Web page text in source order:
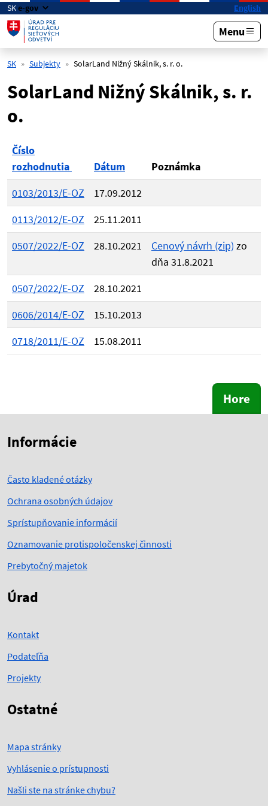
Preskočiť na hlavný obsah
SKe-gov English
Menu
SK Subjekty SolarLand Nižný Skálnik, s. r. o.
SolarLand Nižný Skálnik, s. r.
o.
Číslo
rozhodnutia
Dátum
Poznámka
0103/2013/E-OZ
17.09.2012
0113/2012/E-OZ
25.11.2011
0507/2022/E-OZ
28.10.2021 Cenový návrh (zip) zo
dňa 31.8.2021
0507/2022/E-OZ
28.10.2021
0606/2014/E-OZ
15.10.2013
0718/2011/E-OZ
15.08.2011
Hore
Informácie
Často kladené otázky
Ochrana osobných údajov
Sprístupňovanie informácií
Oznamovanie protispoločenskej činnosti
Prebytočný majetok
Úrad
Kontakt
Podateľňa
Projekty
Ostatné
Mapa stránky
Vyhlásenie o prístupnosti
Našli ste na stránke chybu?